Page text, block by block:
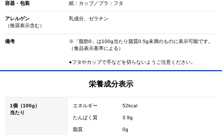
容器・包装 紙：カップ／プラ：フタ
アレルゲン
（推奨表示含む）
乳成分、ゼラチン
備考
※「脂肪0」は100g当たり脂質0.5g未満のものに表示可能です。
（食品表示基準による）
●フタやカップで手などを切らないようご注意ください。
栄養成分表示
1個（100g）
当たり
エネルギー 52kcal
たんぱく質 3.9g
脂質 0g